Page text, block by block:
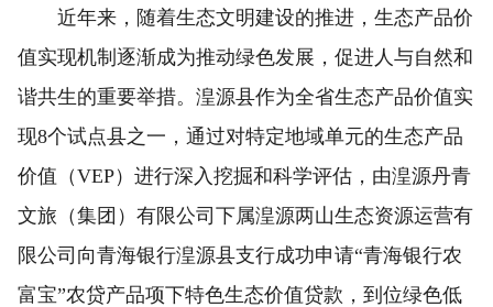
近年来，随着生态文明建设的推进，生态产品价
值实现机制逐渐成为推动绿色发展，促进人与自然和
谐共生的重要举措。湟源县作为全省生态产品价值实
现8个试点县之一，通过对特定地域单元的生态产品
价值（VEP）进行深入挖掘和科学评估，由湟源丹青
文旅（集团）有限公司下属湟源两山生态资源运营有
限公司向青海银行湟源县支行成功申请“青海银行农
富宝”农贷产品项下特色生态价值贷款，到位绿色低